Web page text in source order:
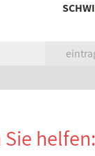
helfen: